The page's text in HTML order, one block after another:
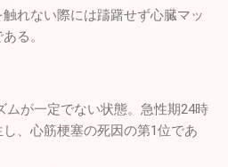
れない際には躊躇せず心臓マッ
る。
ムが一定でない状態。急性期24時
、心筋梗塞の死因の第1位であ